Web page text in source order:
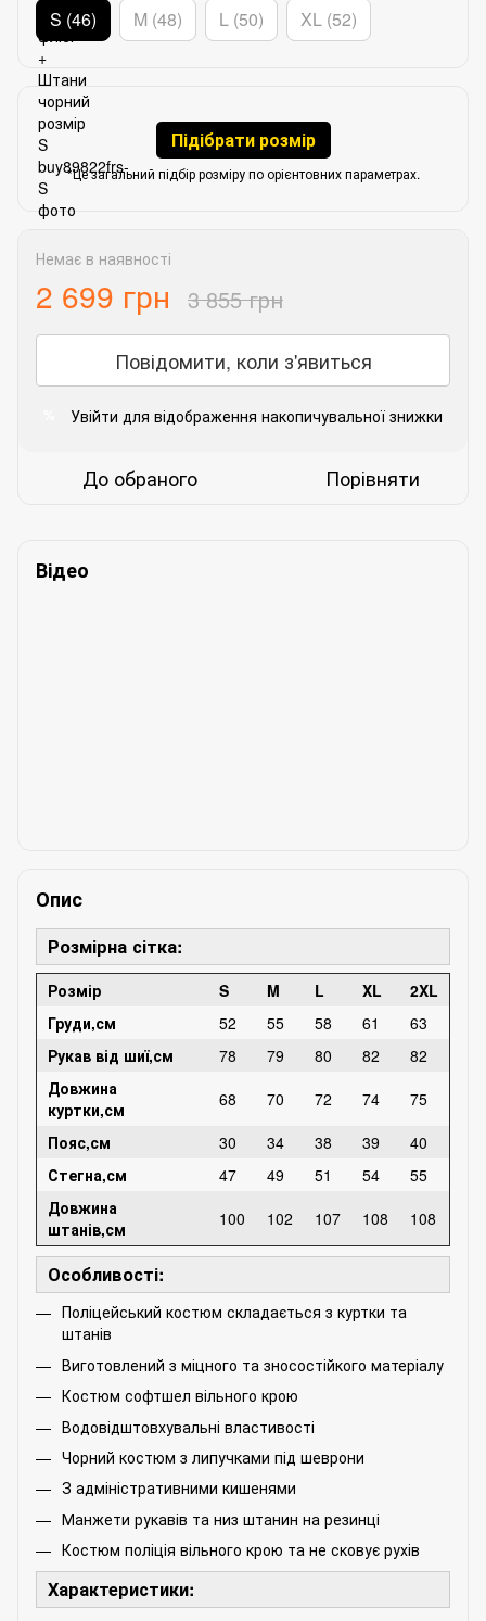
S (46) M (48) L (50) XL (52)
Підібрати розмір
*Це загальний підбір розміру по орієнтовних параметрах.
Немає в наявності
2 699 грн 3 855 грн
Повідомити, коли з'явиться
Увійти для відображення накопичувальної знижки
До обраного Порівняти
Відео
Опис
Розмірна сітка:
Розмір S M L XL
2XL
Груди,см
52 55 58 61
63
Рукав від шиї,см
78 79 80 82
82
Довжина
куртки,см
68 70 72 74
75
Пояс,см
30 34 38 39
40
Стегна,см
47 49 51 54
55
Довжина
штанів,см
100 102 107 108 108
Особливості:
Поліцейський костюм складається з куртки та
штанів
Виготовлений з міцного та зносостійкого матеріалу
Костюм софтшел вільного крою
Водовідштовхувальні властивості
Чорний костюм з липучками під шеврони
З адміністративними кишенями
Манжети рукавів та низ штанин на резинці
Костюм поліція вільного крою та не сковує рухів
Характеристики: